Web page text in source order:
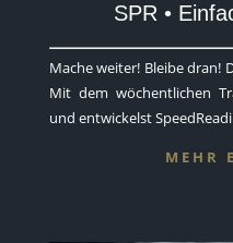
SPR •
Mache weiter! Bleibe dran!
Mit dem wöchentlichen
und entwickelst
M E H R